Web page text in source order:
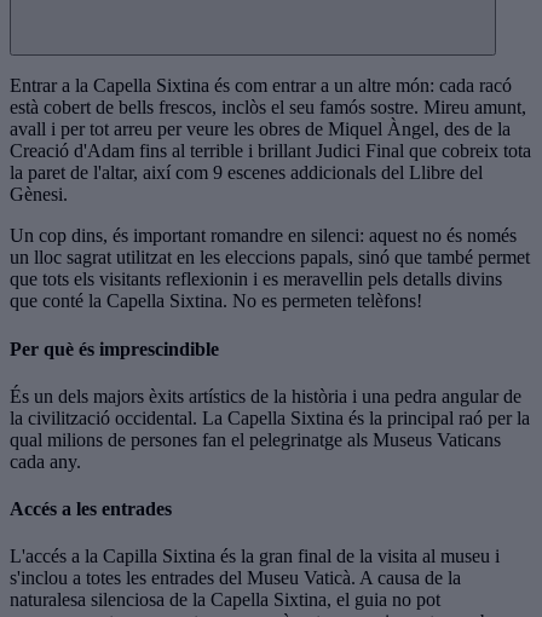
Entrar a la Capella Sixtina és com entrar a un altre món: cada racó
està cobert de bells frescos, inclòs el seu famós sostre. Mireu amunt,
avall i per tot arreu per veure les obres de Miquel Àngel, des de la
Creació d'Adam fins al terrible i brillant Judici Final que cobreix tota
la paret de l'altar, així com 9 escenes addicionals del Llibre del
Gènesi.
Un cop dins, és important romandre en silenci: aquest no és només
un lloc sagrat utilitzat en les eleccions papals, sinó que també permet
que tots els visitants reflexionin i es meravellin pels detalls divins
que conté la Capella Sixtina. No es permeten telèfons!
Per què és imprescindible
És un dels majors èxits artístics de la història i una pedra angular de
la civilització occidental. La Capella Sixtina és la principal raó per la
qual milions de persones fan el pelegrinatge als Museus Vaticans
cada any.
Accés a les entrades
L'accés a la Capilla Sixtina és la gran final de la visita al museu i
s'inclou a totes les entrades del Museu Vaticà. A causa de la
naturalesa silenciosa de la Capella Sixtina, el guia no pot